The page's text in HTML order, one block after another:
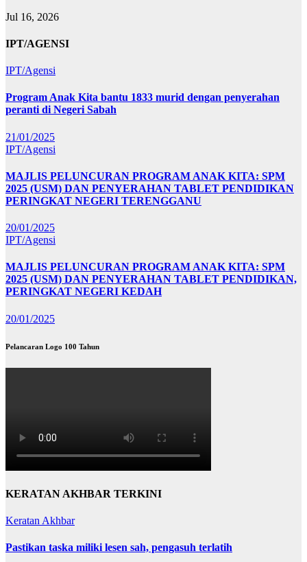
Jul 16, 2026
IPT/AGENSI
IPT/Agensi
Program Anak Kita bantu 1833 murid dengan penyerahan
peranti di Negeri Sabah
21/01/2025
IPT/Agensi
MAJLIS PELUNCURAN PROGRAM ANAK KITA: SPM
2025 (USM) DAN PENYERAHAN TABLET PENDIDIKAN
PERINGKAT NEGERI TERENGGANU
20/01/2025
IPT/Agensi
MAJLIS PELUNCURAN PROGRAM ANAK KITA: SPM
2025 (USM) DAN PENYERAHAN TABLET PENDIDIKAN,
PERINGKAT NEGERI KEDAH
20/01/2025
Pelancaran Logo 100 Tahun
KERATAN AKHBAR TERKINI
Keratan Akhbar
Pastikan taska miliki lesen sah, pengasuh terlatih